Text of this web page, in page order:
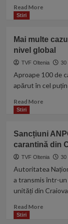
că
Poliția
cu
gaze
Read MoreRead
cea
mai
tânără
victimă
Covid-
a
fost
condusă
ultimul
drum
Stiri
Mai multe
nivel global
TVF Oltenia 30
Aproape 100 de
apărut în cel
Read MoreRead
multe
cazuri
de
sindrom
la
copii,
Stiri
Sancțiuni
carantină din
TVF Oltenia 30
Autoritatea
a transmis într-
unități din
Read MoreRead
Stiri